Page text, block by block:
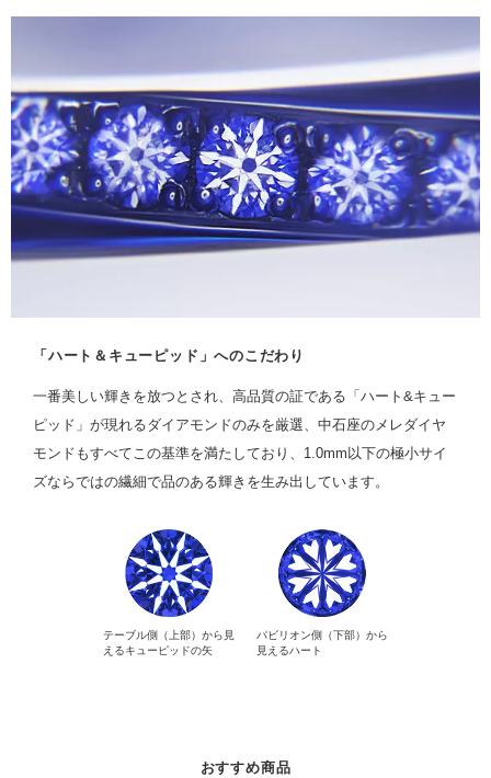
「ハート＆キューピッド」へのこだわり
一番美しい輝きを放つとされ、高品質の証である「ハート&キュー
ピッド」が現れるダイアモンドのみを厳選、中石座のメレダイヤ
モンドもすべてこの基準を満たしており、1.0mm以下の極小サイ
ズならではの繊細で品のある輝きを生み出しています。
テーブル側（上部）から見
えるキューピッドの矢
パビリオン側（下部）から
見えるハート
おすすめ商品